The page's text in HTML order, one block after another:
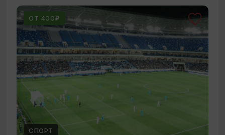
ОТ 400₽
СПОРТ